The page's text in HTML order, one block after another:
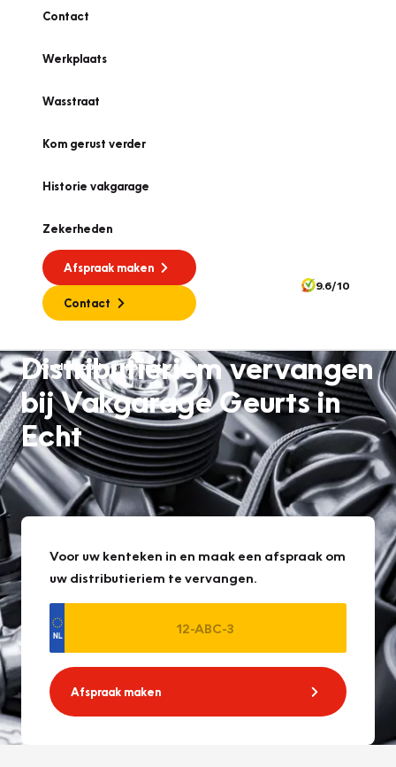
Contact
Werkplaats
Wasstraat
Kom gerust verder
Historie vakgarage
Zekerheden
Afspraak maken
Contact
9.6/10
Onderhoud en reparatie
Distributieriem vervangen
bij Vakgarage Geurts in
Echt
Voor uw kenteken in en maak een afspraak om
uw distributieriem te vervangen.
Afspraak maken